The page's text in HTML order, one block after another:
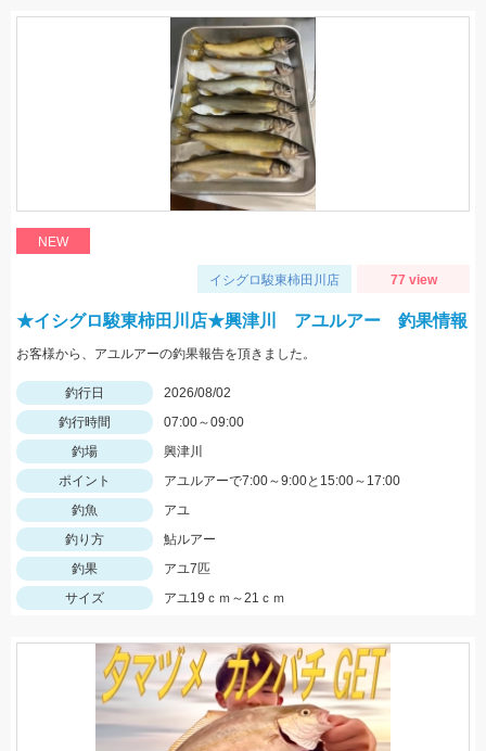
NEW
イシグロ駿東柿田川店 77 view
★イシグロ駿東柿田川店★興津川 アユルアー 釣果情報
お客様から、アユルアーの釣果報告を頂きました。
釣行日
2026/08/02
釣行時間
07:00～09:00
釣場
興津川
ポイント
アユルアーで7:00～9:00と15:00～17:00
釣魚
アユ
釣り方
鮎ルアー
釣果
アユ7匹
サイズ
アユ19ｃｍ～21ｃｍ